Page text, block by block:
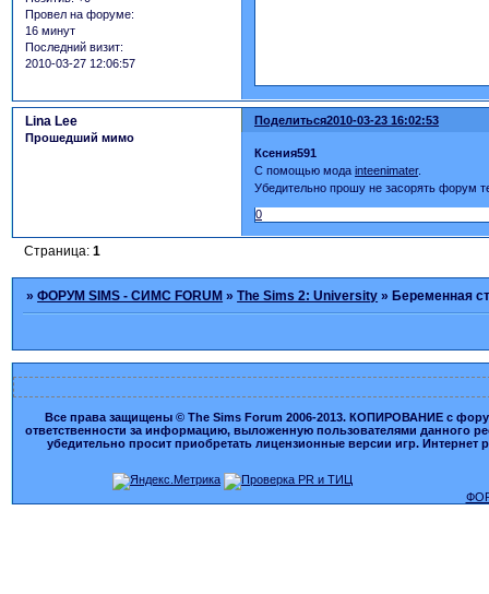
Провел на форуме:
16 минут
Последний визит:
2010-03-27 12:06:57
Поделиться2010-03-23 16:02:53
Lina Lee
Прошедший мимо
Ксения591
C помощью модаinteenimater.
Убедительно прошу не засорять форум
0
Страница:1
»ФОРУМ SIMS - СИМС FORUM »The Sims 2: University » Беременная
Все права защищены © The Sims Forum 2006-2013. КОПИРОВАНИЕ с
ответственности за информацию, выложенную пользователями данного
убедительно просит приобретать лицензионные версии игр.